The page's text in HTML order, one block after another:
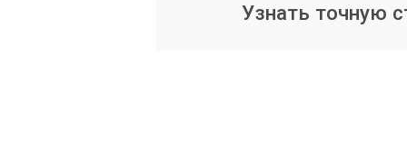
Что включает услуга
Узнать точную